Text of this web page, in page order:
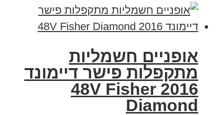
אופניים חשמליות
מתקפלות פישר דיימונד
2016 48V Fisher
Diamond